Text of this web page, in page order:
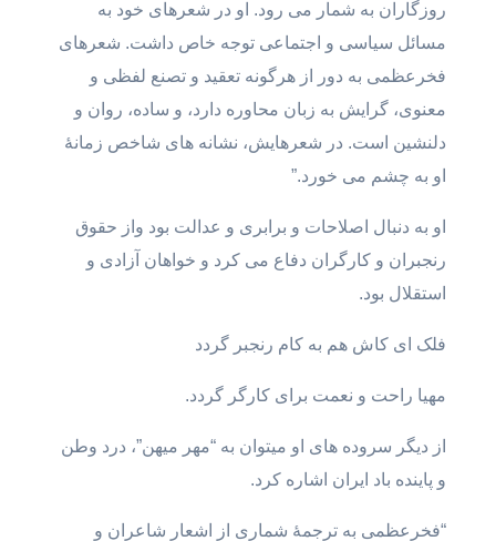
روزگاران به شمار می رود. او در شعرهای خود به
مسائل سیاسی و اجتماعی توجه خاص داشت. شعرهای
فخرعظمى به دور از هرگونه تعقید و تصنع لفظی و
معنوی، گرایش به زبان محاوره دارد، و ساده، روان و
دلنشین است. در شعرهایش، نشانه های شاخص زمانۀ
او به چشم می خورد.”
او به دنبال اصلاحات و برابری و عدالت بود واز حقوق
رنجبران و کارگران دفاع می کرد و خواهان آزادی و
استقلال بود.
فلک ای کاش هم به کام رنجبر گردد
مهیا راحت و نعمت برای کارگر گردد.
از دیگر سروده های او میتوان به “مهر میهن”، درد وطن
و پاینده باد ایران اشاره کرد.
“فخرعظمى به ترجمۀ شماری از اشعار شاعران و